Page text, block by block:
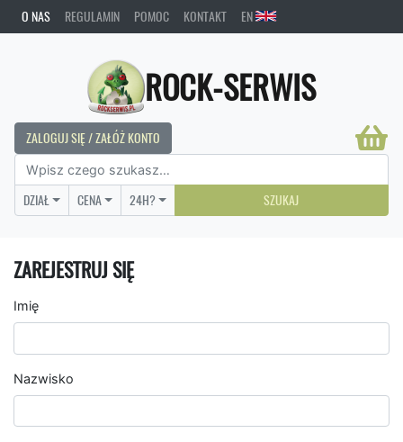
O NAS REGULAMIN POMOC KONTAKT EN
ROCK-SERWIS
ZALOGUJ SIĘ / ZAŁÓŻ KONTO
DZIAŁ CENA 24H? SZUKAJ
ZAREJESTRUJ SIĘ
Imię
Nazwisko